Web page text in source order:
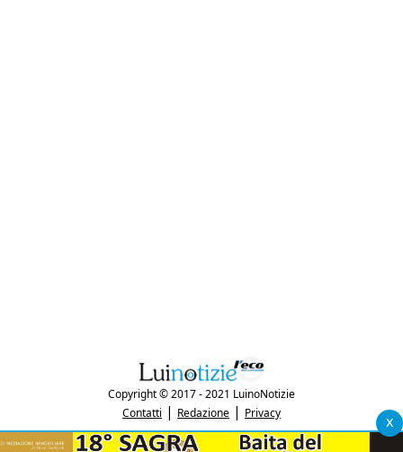
x
Copyright © 2017 - 2021 LuinoNotizie
Contatti | Redazione | Privacy
"Luinonotizie.it è una testata giornalistica iscritta al Registro Stampa del